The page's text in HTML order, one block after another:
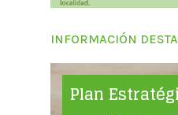
INFORMACIÓN
Plan